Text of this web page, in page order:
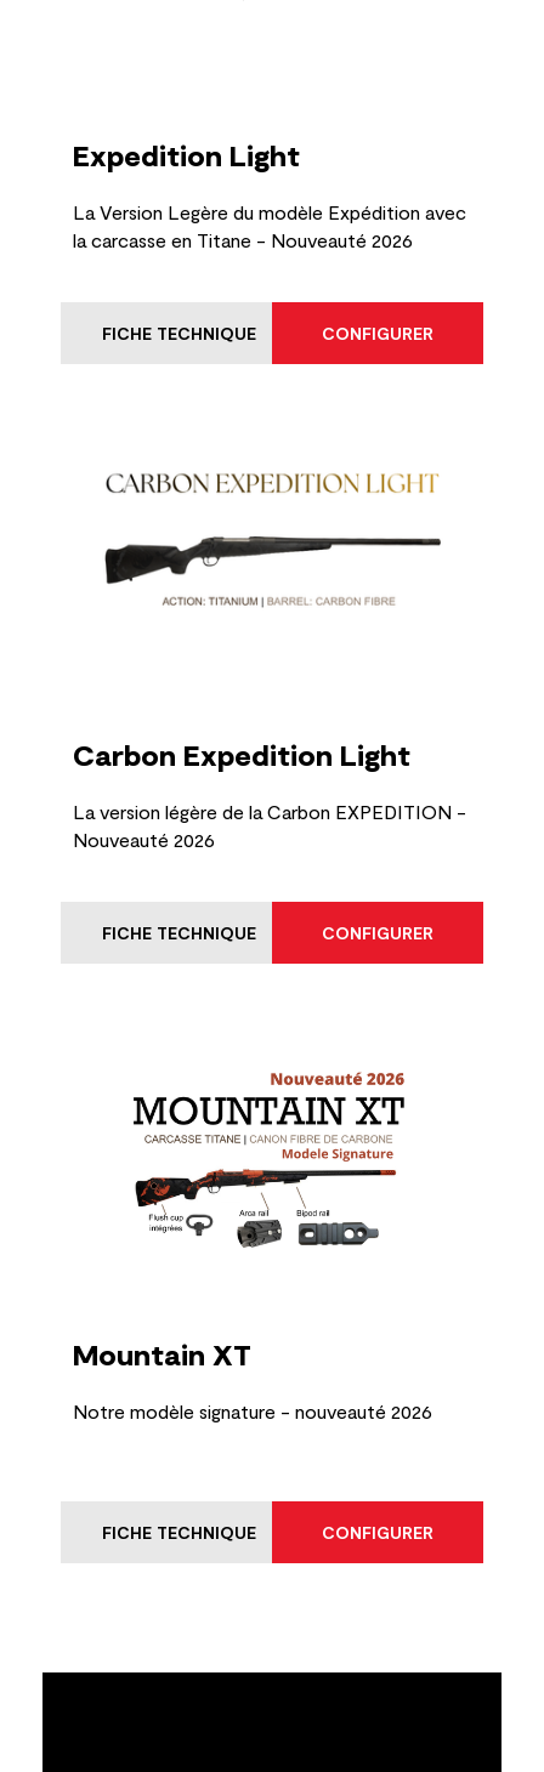
Expedition Light
La Version Legère du modèle Expédition avec
la carcasse en Titane - Nouveauté 2026
FICHE TECHNIQUE CONFIGURER
Carbon Expedition Light
La version légère de la Carbon EXPEDITION -
Nouveauté 2026
FICHE TECHNIQUE CONFIGURER
Mountain XT
Notre modèle signature - nouveauté 2026
FICHE TECHNIQUE CONFIGURER